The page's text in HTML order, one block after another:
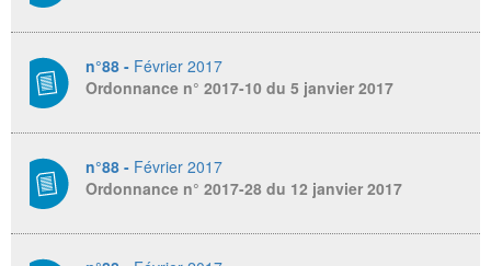
n°88 - Février 2017
Ordonnance n° 2017-10 du 5 janvier 2017
n°88 - Février 2017
Ordonnance n° 2017-28 du 12 janvier 2017